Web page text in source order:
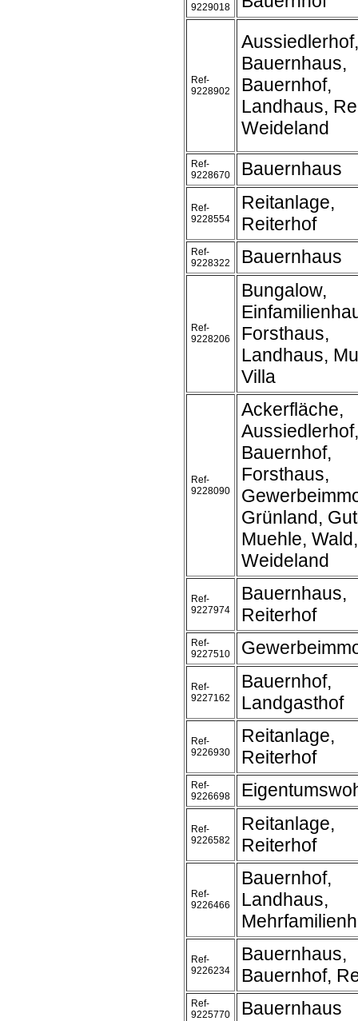
9229018
Ref-
9228902
Aussiedlerhof,
Bauernhaus,
Bauernhof,
Landhaus,
Weideland
Ref-
9228670
Bauernhaus
Ref-
9228554
Reitanlage,
Reiterhof
Ref-
9228322
Bauernhaus
Ref-
9228206
Bungalow,
Forsthaus,
Landhaus,
Villa
Ref-
9228090
Ackerfläche,
Aussiedlerhof,
Bauernhof,
Forsthaus,
Grünland,
Muehle, Wald,
Weideland
Ref-
9227974
Bauernhaus,
Reiterhof
Ref-
9227510
Ref-
9227162
Bauernhof,
Landgasthof
Ref-
9226930
Reitanlage,
Reiterhof
Ref-
9226698
Ref-
9226582
Reitanlage,
Reiterhof
Ref-
9226466
Bauernhof,
Landhaus,
Ref-
9226234
Bauernhaus,
Bauernhof,
Ref-
9225770
Bauernhaus